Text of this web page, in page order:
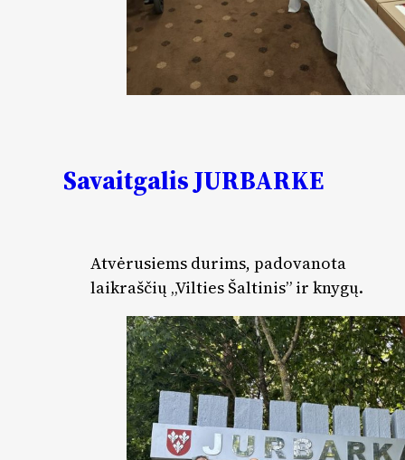
Savaitgalis JURBARKE
Atvėrusiems durims, padovanota
laikraščių „Vilties Šaltinis” ir knygų.